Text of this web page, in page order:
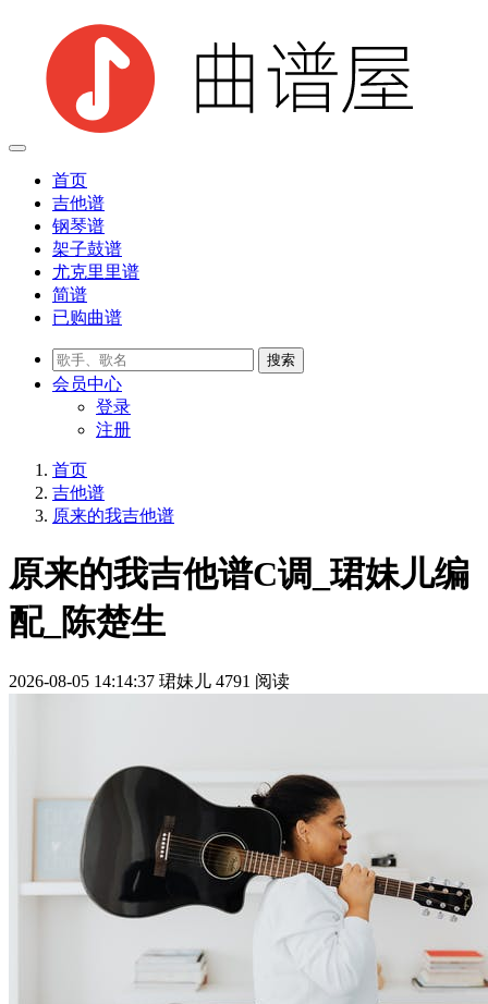
首页
吉他谱
钢琴谱
架子鼓谱
尤克里里谱
简谱
已购曲谱
会员中心
登录
注册
首页
吉他谱
原来的我吉他谱
原来的我吉他谱C调_珺妹儿编
配_陈楚生
2026-08-05 14:14:37 珺妹儿 4791 阅读